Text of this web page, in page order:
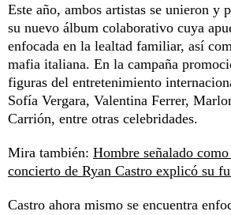
Este año, ambos artistas se unieron y
su nuevo álbum colaborativo cuya
enfocada en la lealtad familiar, así
mafia italiana. En la campaña
figuras del entretenimiento
Sofía Vergara, Valentina Ferrer,
Carrión, entre otras celebridades.
Mira también: Hombre señalado como
concierto de Ryan Castro explicó su
Castro ahora mismo se encuentra